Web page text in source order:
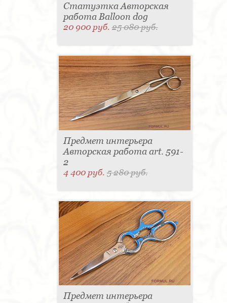
Статуэтка Авторская
работа Balloon dog
20 900 руб.25 080 руб.
Предмет интерьера
Авторская работа art. 591-
2
4 400 руб.5 280 руб.
Предмет интерьера